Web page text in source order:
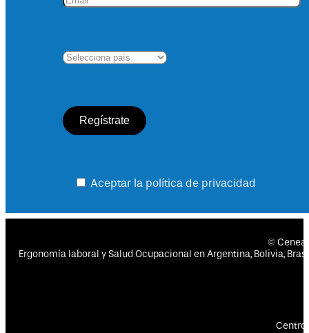
Aceptar la política de privacidad
©
Ergonomía laboral y Salud Ocupacional en Argentina, Bolivia,
Centro